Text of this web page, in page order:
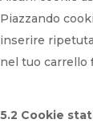
Piazzando
inserire
nel tuo carrello
5.2 Cookie